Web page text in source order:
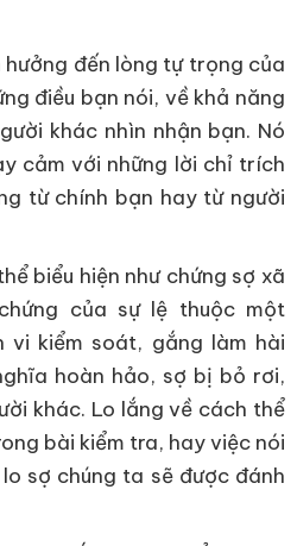
đến lòng tự trọng của
điều bạn nói, về khả năng
khác nhìn nhận bạn. Nó
cảm với những lời chỉ trích
từ chính bạn hay từ người
biểu hiện như chứng sợ xã
của sự lệ thuộc một
vi kiểm soát, gắng làm hài
hoàn hảo, sợ bị bỏ rơi,
khác. Lo lắng về cách thể
bài kiểm tra, hay việc nói
sợ chúng ta sẽ được đánh